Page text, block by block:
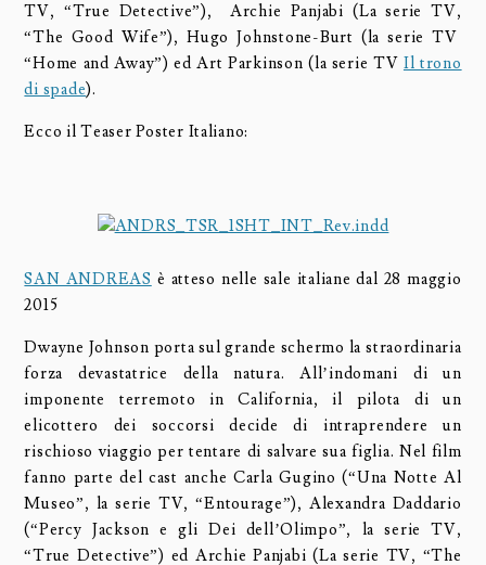
TV, “True Detective”), Archie Panjabi (La serie TV,
“The Good Wife”), Hugo Johnstone-Burt (la serie TV
“Home and Away”) ed Art Parkinson (la serie TV Il trono
di spade).
Ecco il Teaser Poster Italiano:
SAN ANDREAS è atteso nelle sale italiane dal 28 maggio
2015
Dwayne Johnson porta sul grande schermo la straordinaria
forza devastatrice della natura. All’indomani di un
imponente terremoto in California, il pilota di un
elicottero dei soccorsi decide di intraprendere un
rischioso viaggio per tentare di salvare sua figlia. Nel film
fanno parte del cast anche Carla Gugino (“Una Notte Al
Museo”, la serie TV, “Entourage”), Alexandra Daddario
(“Percy Jackson e gli Dei dell’Olimpo”, la serie TV,
“True Detective”) ed Archie Panjabi (La serie TV, “The